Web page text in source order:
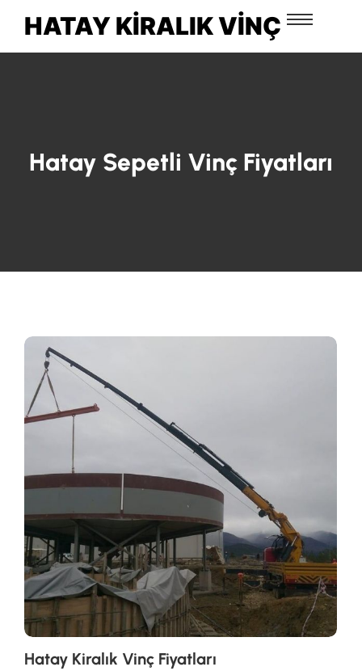
HATAY KIRALIK VINÇ
Hatay Sepetli Vinç Fiyatları
Hatay Kiralık Vinç Fiyatları